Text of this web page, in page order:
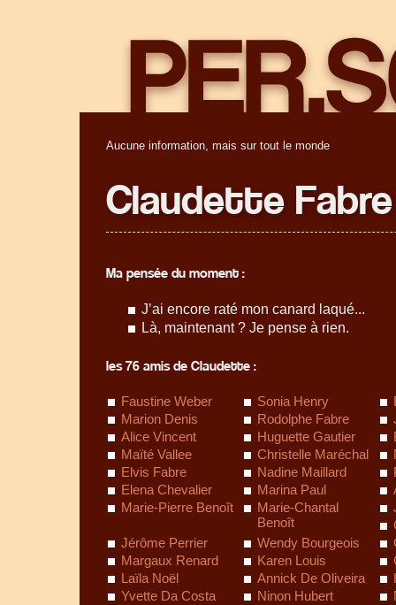
Aucune information, mais sur tout le monde
Claudette Fabre
Ma pensée du moment :
J’ai encore raté mon canard laqué...
Là, maintenant ? Je pense à rien.
les 76 amis de Claudette :
Faustine Weber Sonia Henry
Marion Denis
Rodolphe Fabre
Alice Vincent
Huguette Gautier
Maïté Vallee
Christelle Maréchal
Elvis Fabre
Nadine Maillard
Elena Chevalier
Marina Paul
Marie-Pierre Benoît
Marie-Chantal
Benoît
Jérôme Perrier
Wendy Bourgeois
Margaux Renard
Karen Louis
Laïla Noël
Annick De Oliveira
Yvette Da Costa
Ninon Hubert